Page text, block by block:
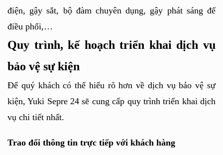
điện, gậy sắt, bộ đàm chuyên dụng, gậy phát sáng để
điều phối,…
Quy trình, kế hoạch triển khai dịch vụ
bảo vệ sự kiện
Để quý khách có thể hiểu rõ hơn về dịch vụ bảo vệ sự
kiện, Yuki Sepre 24 sẽ cung cấp quy trình triển khai dịch
vụ chi tiết nhất.
Trao đổi thông tin trực tiếp với khách hàng